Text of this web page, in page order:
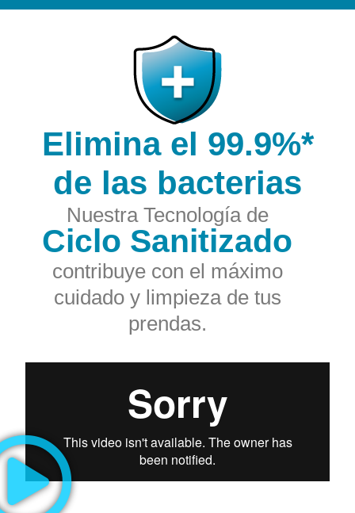
Elimina el 99.9%*
de las bacterias
Nuestra Tecnología de
Ciclo Sanitizado
contribuye con el máximo
cuidado y limpieza de tus
prendas.